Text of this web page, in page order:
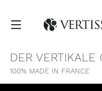
DER VERTIKALE
100% MADE IN FRANCE